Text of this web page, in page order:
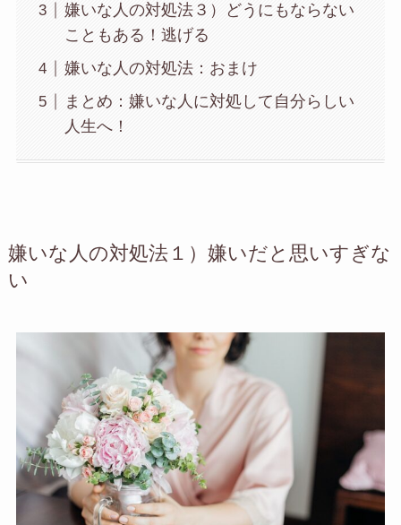
嫌いな人の対処法３）どうにもならない
こともある！逃げる
嫌いな人の対処法：おまけ
まとめ：嫌いな人に対処して自分らしい
人生へ！
嫌いな人の対処法１） 嫌いだと思いすぎな
い